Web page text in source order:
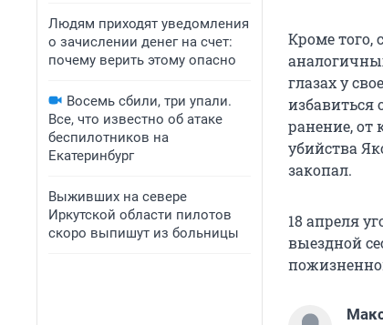
Людям приходят уведомления
о зачислении денег на счет:
почему верить этому опасно
Восемь сбили, три упали.
Все, что известно об атаке
беспилотников на
Екатеринбург
Выживших на севере
Иркутской области пилотов
скоро выпишут из больницы
Кроме того,
глазах у
избавиться
ранение, от
убийства
закопал.
18 апреля
выездной